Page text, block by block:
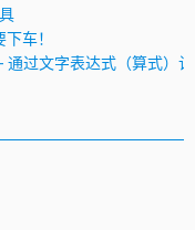
车！
通过文字表达式（算式）